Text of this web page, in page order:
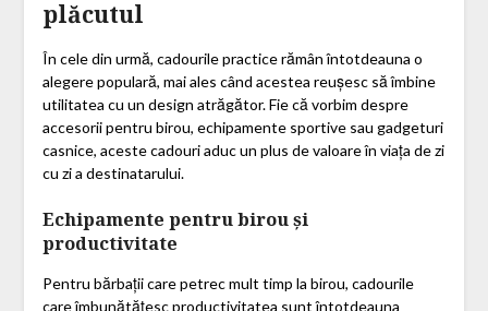
plăcutul
În cele din urmă, cadourile practice rămân întotdeauna o
alegere populară, mai ales când acestea reușesc să îmbine
utilitatea cu un design atrăgător. Fie că vorbim despre
accesorii pentru birou, echipamente sportive sau gadgeturi
casnice, aceste cadouri aduc un plus de valoare în viața de zi
cu zi a destinatarului.
Echipamente pentru birou și
productivitate
Pentru bărbații care petrec mult timp la birou, cadourile
care îmbunătățesc productivitatea sunt întotdeauna